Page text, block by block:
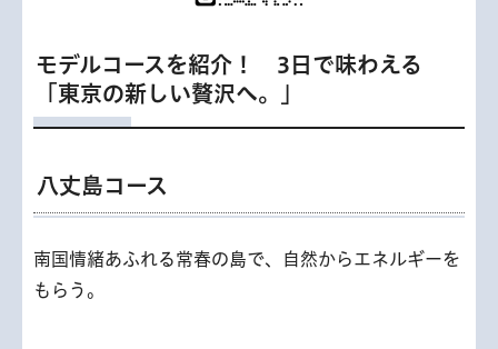
モデルコースを紹介！ 3日で味わえる
「東京の新しい贅沢へ。」
八丈島コース
南国情緒あふれる常春の島で、自然からエネルギーを
もらう。